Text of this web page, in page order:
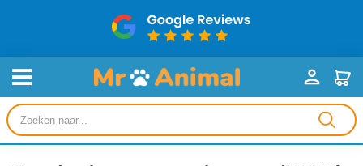
Producten
zoeken